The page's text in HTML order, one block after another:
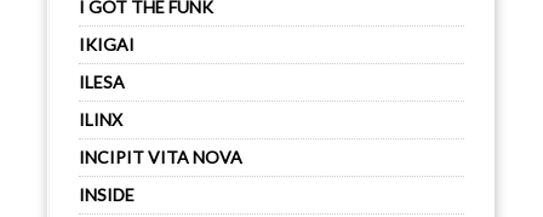
I GOT THE FUNK
IKIGAI
ILESA
ILINX
INCIPIT VITA NOVA
INSIDE